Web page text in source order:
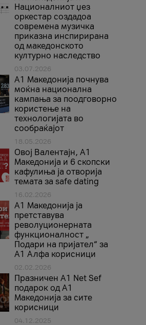
Националниот џез
оркестар создадоа
современа музичка
приказна инспирирана
од македонското
културно наследство
03.07.2026
A1 Македонија почнува
моќна национална
кампања за поодговорно
користење на
технологијата во
сообраќајот
18.05.2026
Овој Валентајн, A1
Македонија и 6 скопски
кафулиња ја отворија
темата за safe dating
16.02.2026
А1 Македонија ја
претставува
револуционерната
функционалност „
Подари на пријател“ за
А1 Алфа корисници
02.02.2026
Празничен A1 Net Sеf
подарок од А1
Македонија за сите
корисници
04.12.2025